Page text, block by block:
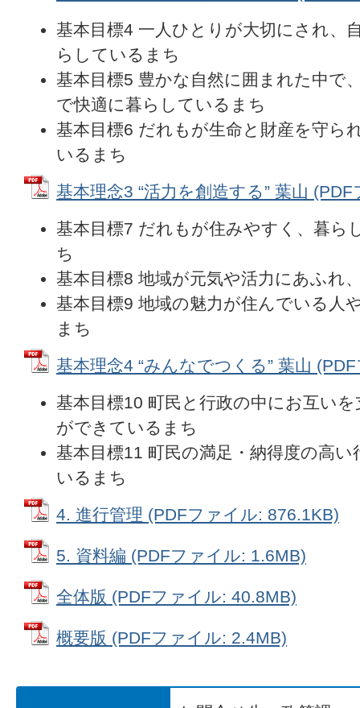
基本目標4 一人ひとりが大切にされ、
らしているまち
基本目標5 豊かな自然に囲まれた中で
で快適に暮らしているまち
基本目標6 だれもが生命と財産を守ら
いるまち
基本理念3 “活力を創造する” 葉山
基本目標7 だれもが住みやすく、暮ら
ち
基本目標8 地域が元気や活力にあふれ
基本目標9 地域の魅力が住んでいる人
まち
基本理念4 “みんなでつくる” 葉山
基本目標10 町民と行政の中にお互い
ができているまち
基本目標11 町民の満足・納得度の高
いるまち
4. 進行管理 (PDFファイル: 876.1KB)
5. 資料編 (PDFファイル: 1.6MB)
全体版 (PDFファイル: 40.8MB)
概要版 (PDFファイル: 2.4MB)